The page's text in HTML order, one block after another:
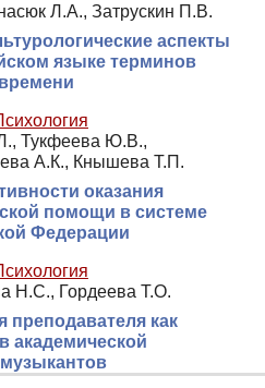
Л.А., Затрускин П.В.
аспекты
языке терминов
Тукфеева Ю.В.,
А.К., Кнышева Т.П.
оказания
помощи в системе
Федерации
Н.С., Гордеева Т.О.
преподавателя как
академической